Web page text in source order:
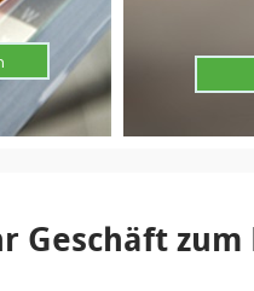
Geschäft zum